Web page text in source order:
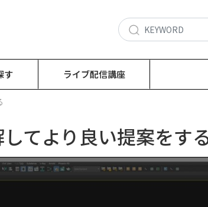
す ライブ配信講座
てより良い提案をす